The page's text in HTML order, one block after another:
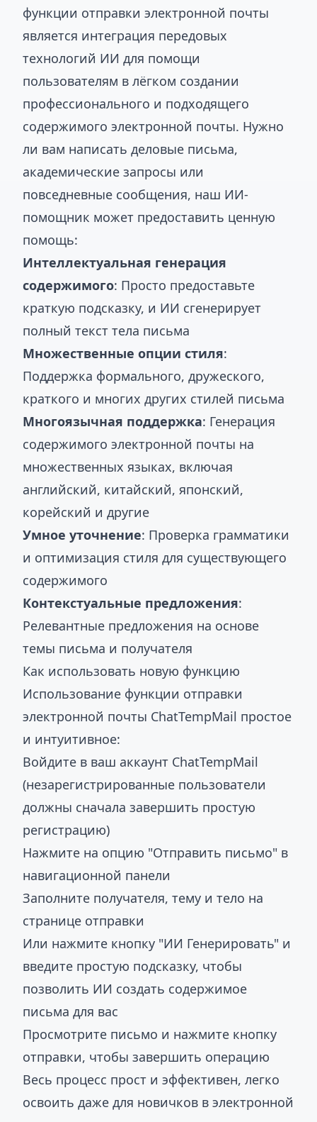
функции отправки электронной почты
является интеграция передовых
технологий ИИ для помощи
пользователям в лёгком создании
профессионального и подходящего
содержимого электронной почты. Нужно
ли вам написать деловые письма,
академические запросы или
повседневные сообщения, наш ИИ-
помощник может предоставить ценную
помощь:
Интеллектуальная генерация
содержимого: Просто предоставьте
краткую подсказку, и ИИ сгенерирует
полный текст тела письма
Множественные опции стиля:
Поддержка формального, дружеского,
краткого и многих других стилей письма
Многоязычная поддержка: Генерация
содержимого электронной почты на
множественных языках, включая
английский, китайский, японский,
корейский и другие
Умное уточнение: Проверка грамматики
и оптимизация стиля для существующего
содержимого
Контекстуальные предложения:
Релевантные предложения на основе
темы письма и получателя
Как использовать новую функцию
Использование функции отправки
электронной почты ChatTempMail простое
и интуитивное:
Войдите в ваш аккаунт ChatTempMail
(незарегистрированные пользователи
должны сначала завершить простую
регистрацию)
Нажмите на опцию "Отправить письмо" в
навигационной панели
Заполните получателя, тему и тело на
странице отправки
Или нажмите кнопку "ИИ Генерировать" и
введите простую подсказку, чтобы
позволить ИИ создать содержимое
письма для вас
Просмотрите письмо и нажмите кнопку
отправки, чтобы завершить операцию
Весь процесс прост и эффективен, легко
освоить даже для новичков в электронной